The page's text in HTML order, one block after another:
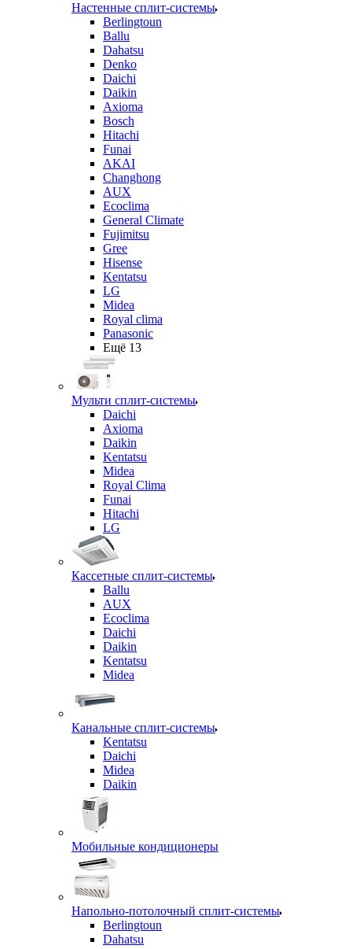
Настенные сплит-системы
Berlingtoun
Ballu
Dahatsu
Denko
Daichi
Daikin
Axioma
Bosch
Hitachi
Funai
AKAI
Changhong
AUX
Ecoclima
General Climate
Fujimitsu
Gree
Hisense
Kentatsu
LG
Midea
Royal clima
Panasonic
Ещё 13
Мульти сплит-системы
Daichi
Axioma
Daikin
Kentatsu
Midea
Royal Clima
Funai
Hitachi
LG
Кассетные сплит-системы
Ballu
AUX
Ecoclima
Daichi
Daikin
Kentatsu
Midea
Канальные сплит-системы
Kentatsu
Daichi
Midea
Daikin
Мобильные кондиционеры
Напольно-потолочный сплит-системы
Berlingtoun
Dahatsu